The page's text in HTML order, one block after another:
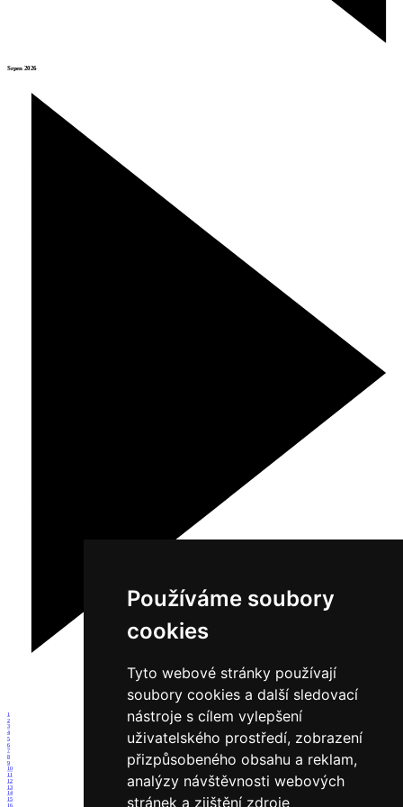
Používáme soubory
cookies
Tyto webové stránky používají
soubory cookies a další sledovací
nástroje s cílem vylepšení
uživatelského prostředí, zobrazení
přizpůsobeného obsahu a reklam,
analýzy návštěvnosti webových
stránek a zjištění zdroje
Srpen 2026
1
2
3
4
5
6
7
8
9
10
11
12
13
14
15
16